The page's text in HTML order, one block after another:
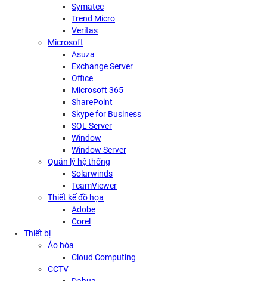
Symatec
Trend Micro
Veritas
Microsoft
Asuza
Exchange Server
Office
Microsoft 365
SharePoint
Skype for Business
SQL Server
Window
Window Server
Quản lý hệ thống
Solarwinds
TeamViewer
Thiết kế đồ họa
Adobe
Corel
Thiết bị
Ảo hóa
Cloud Computing
CCTV